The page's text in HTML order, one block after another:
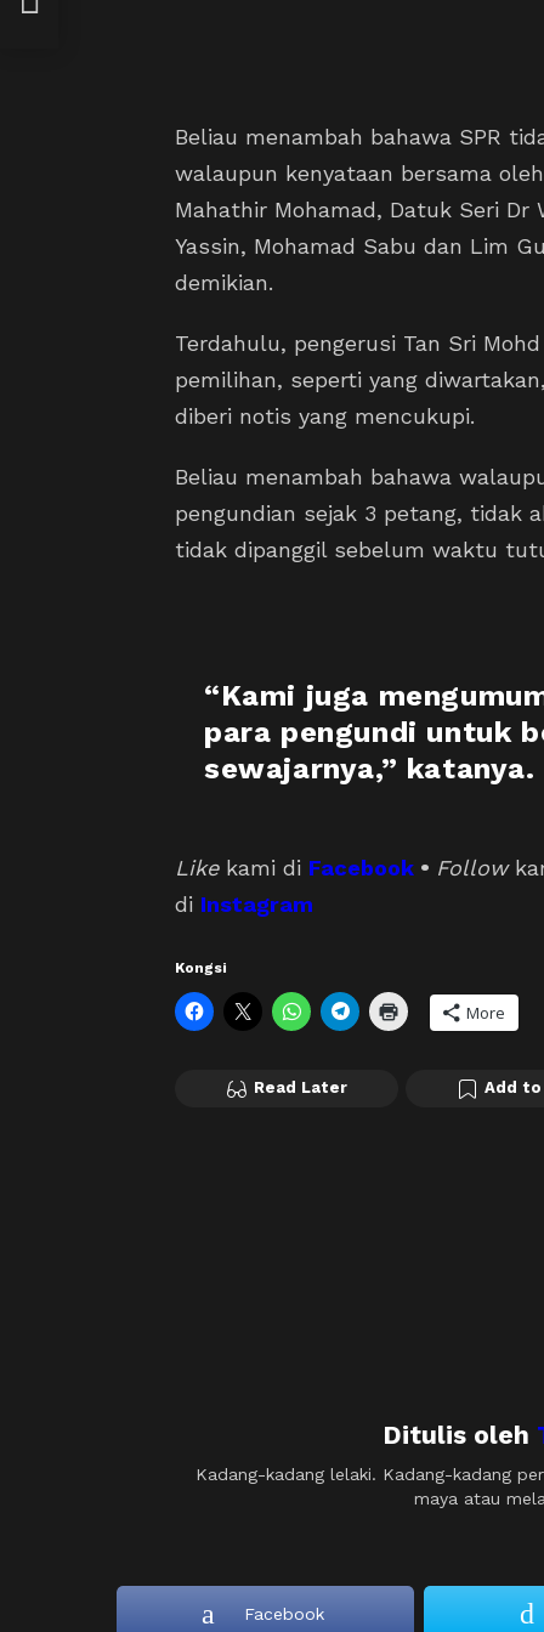
Beliau menambah bahawa SPR
walaupun kenyataan bersama
Mahathir Mohamad, Datuk Seri Dr
Yassin, Mohamad Sabu dan Lim
demikian.
Terdahulu, pengerusi Tan Sri
pemilihan, seperti yang
diberi notis yang mencukupi.
Beliau menambah bahawa
pengundian sejak 3 petang, tidak
tidak dipanggil sebelum waktu
“Kami juga
para pengundi untuk
sewajarnya,” katanya.
Likekami di Facebook • Follow
di Instagram
Kongsi
More
Read Later Add to
Ditulis oleh
Kadang-kadang lelaki. Kadang-kadang
maya atau
Facebook